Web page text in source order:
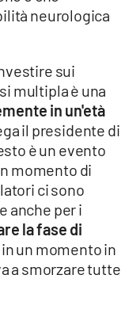
neurologica
sui
multipla è una
in un'età
il presidente di
è un evento
momento di
ci sono
anche per i
la fase di
in un momento in
a smorzare tutte